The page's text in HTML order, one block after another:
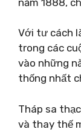
Với tư cách
trong các
vào những
thống nhất
Tháp sa
và thay thế